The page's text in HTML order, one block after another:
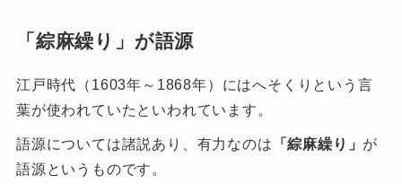
「綜麻繰り」が語源
江戸時代（1603年～1868年）にはへそくりという言
葉が使われていたといわれています。
語源については諸説あり、有力なのは 「綜麻繰り」 が
語源というものです。